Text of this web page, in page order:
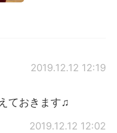
2019.12.12 12:19
ておきます♫
2019.12.12 12:02